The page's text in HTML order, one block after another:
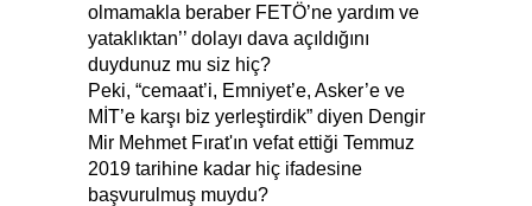
olmamakla beraber FETÖ’ne yardım ve
yataklıktan’’ dolayı dava açıldığını
duydunuz mu siz hiç?
Peki, “cemaat’i, Emniyet’e, Asker’e ve
MİT’e karşı biz yerleştirdik” diyen Dengir
Mir Mehmet Fırat'ın vefat ettiği Temmuz
2019 tarihine kadar hiç ifadesine
başvurulmuş muydu?